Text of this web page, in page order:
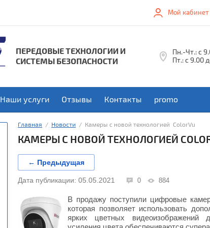
Мой кабинет
ПЕРЕДОВЫЕ ТЕХНОЛОГИИ И
СИСТЕМЫ БЕЗОПАСНОСТИ
Пн.-Чт.: с
Пт.: с 9.00
Наши услуги Отзывы Контакты promo
Главная
  /
Новости
  /  Камеры с новой технологией  ColorVu
КАМЕРЫ С НОВОЙ ТЕХНОЛОГИЕЙ
← Предыдущая
Дата публикации: 05.05.2021 0 884
В продажу поступили цифровые
которая позволяет использовать
ярких цветных видеоизображений